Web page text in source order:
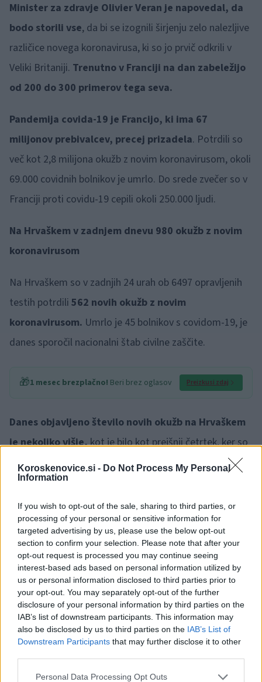
Koroskenovice.si - Do Not Process My Personal
Information
If you wish to opt-out of the sale, sharing to third parties, or
processing of your personal or sensitive information for
targeted advertising by us, please use the below opt-out
section to confirm your selection. Please note that after your
opt-out request is processed you may continue seeing
interest-based ads based on personal information utilized by
us or personal information disclosed to third parties prior to
your opt-out. You may separately opt-out of the further
disclosure of your personal information by third parties on the
IAB’s list of downstream participants. This information may
also be disclosed by us to third parties on the IAB’s List of
Downstream Participants that may further disclose it to other
Please note that this website/app uses one or more Google
Personal Data Processing Opt Outs
Minister za zdravje Olivier Veran je napovedal, da
bodo storili vse, da bi se izognili širjenju zelo nalezljive
različice novega koronavirusa, ki so jo prvič odkrili v
Veliki Britaniji. Trenutno v Franciji na dan zabeležijo
od 200 do 300 primerov tega seva.
Pandemija covida-19 je Francijo, ki ima 67
milijonov prebivalcev, precej prizadela. Potrdili so
več kot 2,8 milijona okužb z novim koronavirusom, okoli
69.000 covidnih bolnikov je umrlo. Do srede zvečer so v
Franciji proti covidu-19 cepili okoli 250.000 ljudi.
Na Hrvaškem v zadnjem dnevu 980 okužb z novim
koronavirusom
Na Hrvaškem so v zadnjih 24 urah ob 6497 opravljenih
testih potrdili 562 novih okužb z novim
koronavirusom. Umrlo je 45 bolnikov s covidom-19, je
danes sporočil nacionalni štab civilne zaščite.
🎁1 mesec brezplačno! Beri brez oglasov Preizkusi zdaj
Danes objavljeno število novih okužb na Hrvaškem
je nekoliko višje,kot je bilo kot prejšnji četrtek, ker so
zaradi praznika dan prej testirali manj ljudi. Minuli
četrtek so ob 3614 opravljenih testo potrdili 562 novih
okužb. Teden pred tem so ob 8441 testih potrdili 2391
novih okužb.
Glede na danes objavljene podatke lokalnih štabov
civilne zaščiteje bilo v minulih 24 urah v primorsko-
goranski županiji 66 okužb. Iz istrske županije poročajo
o 13 novih primerih. Praviloma imajo največje dnevno
številno novih okužb na območju Zagreba in Splita.